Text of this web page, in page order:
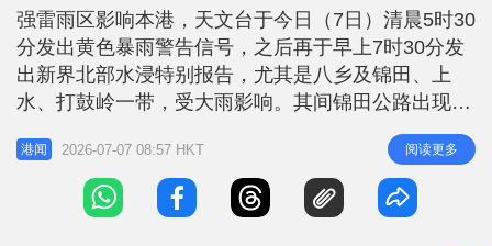
6
2
%
i
n
i
-
P
c
t
e
强雷雨区影响本港，天文台于今日（7日）清晨5时30
分发出黄色暴雨警告信号，之后再于早上7时30分发
出新界北部水浸特别报告，尤其是八乡及锦田、上
水、打鼓岭一带，受大雨影响。其间锦田公路出现水
浸，往林锦公路方向近八乡警署封路。 运输署于早
上8时17分宣布，因水浸，锦田公路往林锦公路方向
近八乡警署的唯一行车线现已封闭；呼吁驾驶人士考
虑改用其他道路，现时上址交通繁忙。受影响九巴路
港闻 2026-07-07 08:57 HKT 阅读更多